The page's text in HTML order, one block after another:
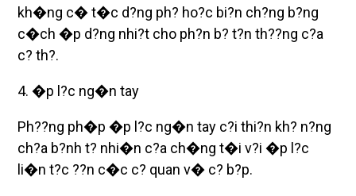
kh�ng c� t�c d?ng ph? ho?c bi?n ch?ng b?ng
c�ch �p d?ng nhi?t cho ph?n b? t?n th??ng c?a
c? th?.
4. �p l?c ng�n tay
Ph??ng ph�p �p l?c ng�n tay c?i thi?n kh? n?ng
ch?a b?nh t? nhi�n c?a ch�ng t�i v?i �p l?c
li�n t?c ??n c�c c? quan v� c? b?p.